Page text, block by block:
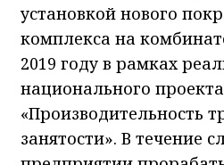
установкой нового
комплекса на
2019 году в рамках
национального проекта
«Производительность
занятости». В течение